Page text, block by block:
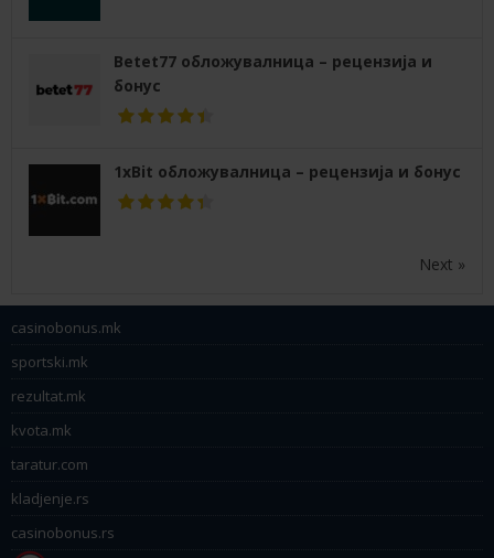
Betet77 обложувалница – рецензија и
бонус
1xBit обложувалница – рецензија и бонус
Next »
casinobonus.mk
sportski.mk
rezultat.mk
kvota.mk
taratur.com
kladjenje.rs
casinobonus.rs